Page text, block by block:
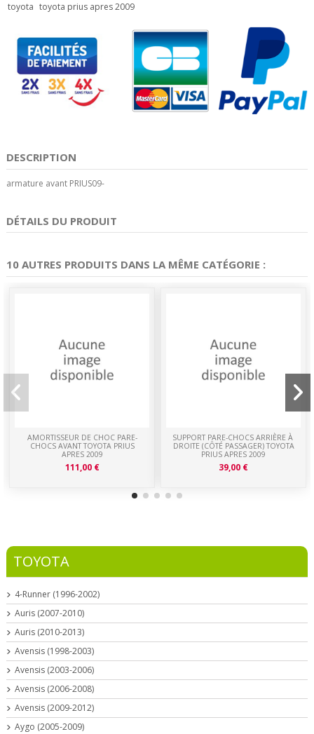
toyota toyota prius apres 2009
DESCRIPTION
armature avant PRIUS09-
DÉTAILS DU PRODUIT
10 AUTRES PRODUITS DANS LA MÊME CATÉGORIE :
AMORTISSEUR DE CHOC PARE-
CHOCS AVANT TOYOTA PRIUS
APRES 2009
111,00 €
SUPPORT PARE-CHOCS ARRIÈRE À
DROITE (CÔTÉ PASSAGER) TOYOTA
PRIUS APRES 2009
39,00 €
TOYOTA
4-Runner (1996-2002)
Auris (2007-2010)
Auris (2010-2013)
Avensis (1998-2003)
Avensis (2003-2006)
Avensis (2006-2008)
Avensis (2009-2012)
Aygo (2005-2009)